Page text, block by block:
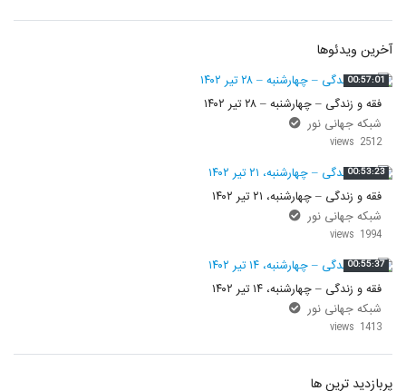
آخرین ویدئوها
00:57:01
فقه و زندگی – چهارشنبه – ۲۸ تیر ۱۴۰۲
شبکه جهانی نور
2512 views
00:53:23
فقه و زندگی – چهارشنبه، ۲۱ تیر ۱۴۰۲
شبکه جهانی نور
1994 views
00:55:37
فقه و زندگی – چهارشنبه، ۱۴ تیر ۱۴۰۲
شبکه جهانی نور
1413 views
پربازدید ترین ها